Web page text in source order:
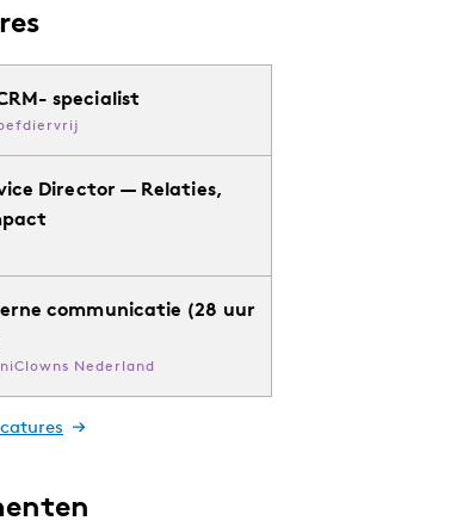
specialist
Director — Relaties,
communicatie (28 uur
Nederland